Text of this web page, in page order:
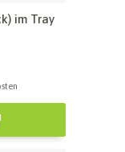
im Tray